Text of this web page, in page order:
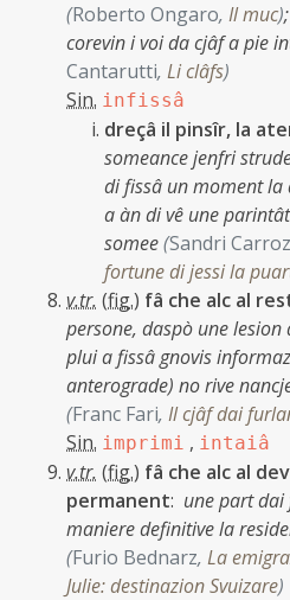
(Roberto Ongaro, Il muc);
corevin i voi da cjâf a pie
Cantarutti, Li clâfs)
Sin. infissâ
dreçâ il pinsîr, la
someance jenfri
di fissâ un moment
a àn di vê une
somee(Sandri
fortune di jessi la
v.tr. (fig.) fâ che alc al
persone, daspò une
plui a fissâ gnovis
anterograde) no rive
(Franc Fari, Il cjâf dai
Sin. imprimi , intaiâ
v.tr. (fig.) fâ che alc al
permanent: une part
maniere definitive la
(Furio Bednarz, La
Julie: destinazion Svuizare)